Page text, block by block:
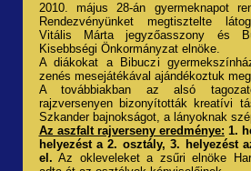
2010. május 28-án gyermeknapot
Rendezvényünket megtisztelte
Vitális Márta jegyzőasszony és
Kisebbségi Önkormányzat elnöke.
A diákokat a Bibuczi
zenés mesejátékával ajándékoztuk
A továbbiakban az alsó
rajzversenyen bizonyították kreatívi
Szkander bajnokságot, a lányoknak
Az aszfalt rajverseny eredménye: 1.
helyezést a 2. osztály, 3. helyezést
el. Az okleveleket a zsűri elnöke